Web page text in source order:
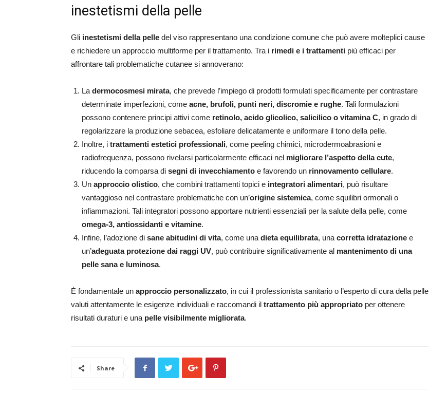
inestetismi della pelle
Gli inestetismi della pelle del viso rappresentano una condizione comune che può avere molteplici cause
e richiedere un approccio multiforme per il trattamento. Tra i rimedi e i trattamenti più efficaci per
affrontare tali problematiche cutanee si annoverano:
La dermocosmesi mirata, che prevede l’impiego di prodotti formulati specificamente per contrastare
determinate imperfezioni, come acne, brufoli, punti neri, discromie e rughe. Tali formulazioni
possono contenere principi attivi come retinolo, acido glicolico, salicilico o vitamina C, in grado di
regolarizzare la produzione sebacea, esfoliare delicatamente e uniformare il tono della pelle.
Inoltre, i trattamenti estetici professionali, come peeling chimici, microdermoabrasioni e
radiofrequenza, possono rivelarsi particolarmente efficaci nel migliorare l’aspetto della cute,
riducendo la comparsa di segni di invecchiamento e favorendo un rinnovamento cellulare.
Un approccio olistico, che combini trattamenti topici e integratori alimentari, può risultare
vantaggioso nel contrastare problematiche con un’origine sistemica, come squilibri ormonali o
infiammazioni. Tali integratori possono apportare nutrienti essenziali per la salute della pelle, come
omega-3, antiossidanti e vitamine.
Infine, l’adozione di sane abitudini di vita, come una dieta equilibrata, una corretta idratazione e
un’adeguata protezione dai raggi UV, può contribuire significativamente al mantenimento di una
pelle sana e luminosa.
È fondamentale un approccio personalizzato, in cui il professionista sanitario o l’esperto di cura della pelle
valuti attentamente le esigenze individuali e raccomandi il trattamento più appropriato per ottenere
risultati duraturi e una pelle visibilmente migliorata.
Share